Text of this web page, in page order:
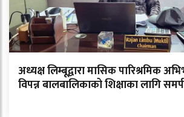
अध्यक्ष लिम्बूद्वारा मासिक पारिश्रमिक
विपन्न बालबालिकाको शिक्षाका लागि